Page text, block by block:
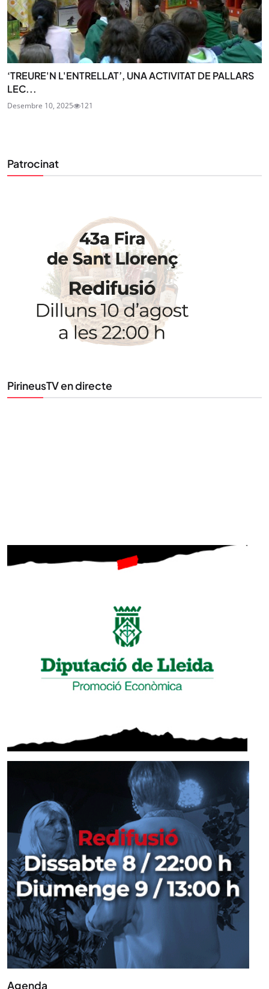
‘TREURE'N L'ENTRELLAT’, UNA ACTIVITAT DE PALLARS
LEC...
Desembre 10, 2025 121
Patrocinat
PirineusTV en directe
Agenda
Uneix-te al nostre butlletí
Tota l’actualitat, seleccionada i enviada directament
al teu correu. Subscriu-te al nostre butlletí i segueix
la informació que importa.
SUBSCRIU-TE